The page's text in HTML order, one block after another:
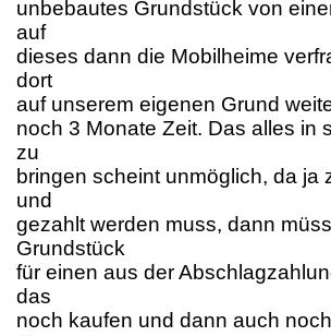
unbebautes Grundstück von
auf
dieses dann die Mobilheime
dort
auf unserem eigenen Grund
noch 3 Monate Zeit. Das alles in
zu
bringen scheint unmöglich, da ja
und
gezahlt werden muss, dann
Grundstück
für einen aus der
das
noch kaufen und dann auch